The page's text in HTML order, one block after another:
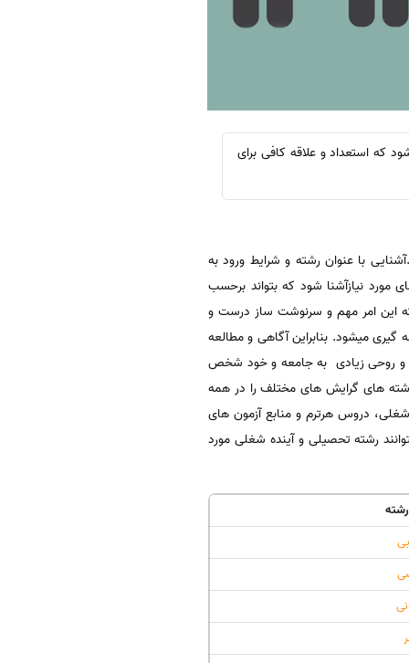
که استعداد و علاقه کافی برای
با عنوان رشته و شرایط ورود به
مورد نیازآشنا شود که بتواند برحسب
این امر مهم و سرنوشت ساز درست و
میشود. بنابراین آگاهی و مطالعه
و روحی زیادی به جامعه و خود شخص
های گرایش های مختلف را در همه
دروس هرترم و منابع آزمون های
رشته تحصیلی و آینده شغلی مورد